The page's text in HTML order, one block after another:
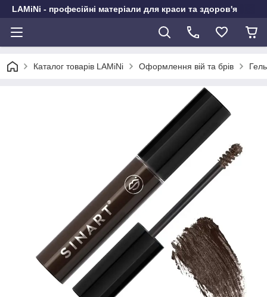
LAMiNi - професійні матеріали для краси та здоров'я
Каталог товарів LAMiNi Оформлення вій та брів